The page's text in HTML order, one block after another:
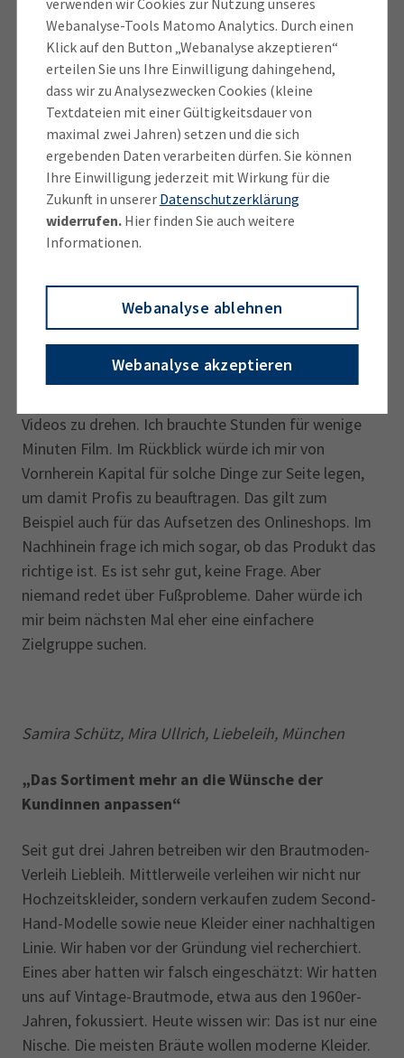
Webanalyse-Tools Matomo Analytics. Durch einen
Klick auf den Button „Webanalyse akzeptieren“
erteilen Sie uns Ihre Einwilligung dahingehend,
dass wir zu Analysezwecken Cookies (kleine
Textdateien mit einer Gültigkeitsdauer von
maximal zwei Jahren) setzen und die sich
ergebenden Daten verarbeiten dürfen. Sie können
Ihre Einwilligung jederzeit mit Wirkung für die
Zukunft in unserer Datenschutzerklärung
widerrufen.Hier finden Sie auch weitere
Informationen.
Webanalyse ablehnen
Webanalyse akzeptieren
nicht stellen.
Philipp Lachner, Holy Soley, München
„Mehr Geld für externe Unterstützung
zurücklegen“
Ich habe gelenkschonende Einlegesohlen für Chucks
und Vans entwickelt. Die Produktentwicklung selbst
Marketing verschlingt entweder viel Zeit oder viel
Geld, je nachdem, ob man viel selbst macht oder das
meiste outsourct. Ich habe mich dafür entschieden,
fast alles selbst zu machen. Doch dann merkte ich,
Videos zu drehen. Ich brauchte Stunden für wenige
Minuten Film. Im Rückblick würde ich mir von
Vornherein Kapital für solche Dinge zur Seite legen,
um damit Profis zu beauftragen. Das gilt zum
Beispiel auch für das Aufsetzen des Onlineshops. Im
Nachhinein frage ich mich sogar, ob das Produkt das
richtige ist. Es ist sehr gut, keine Frage. Aber
niemand redet über Fußprobleme. Daher würde ich
mir beim nächsten Mal eher eine einfachere
Zielgruppe suchen.
Samira Schütz, Mira Ullrich, Liebeleih, München
„Das Sortiment mehr an die Wünsche der
Kundinnen anpassen“
Seit gut drei Jahren betreiben wir den Brautmoden-
Verleih Liebleih. Mittlerweile verleihen wir nicht nur
Hochzeitskleider, sondern verkaufen zudem Second-
Hand-Modelle sowie neue Kleider einer nachhaltigen
Linie. Wir haben vor der Gründung viel recherchiert.
Eines aber hatten wir falsch eingeschätzt: Wir hatten
uns auf Vintage-Brautmode, etwa aus den 1960er-
Jahren, fokussiert. Heute wissen wir: Das ist nur eine
Nische. Die meisten Bräute wollen moderne Kleider.